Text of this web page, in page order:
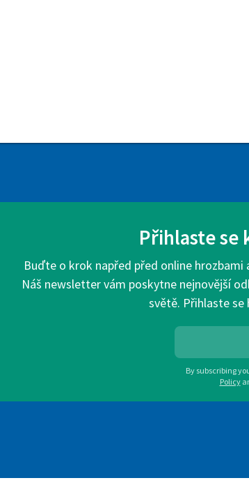
Přihlaste se
Buďte o krok napřed před online
Náš newsletter vám poskytne nejnovější
světě. Přihlaste se
By subscribing
Policy